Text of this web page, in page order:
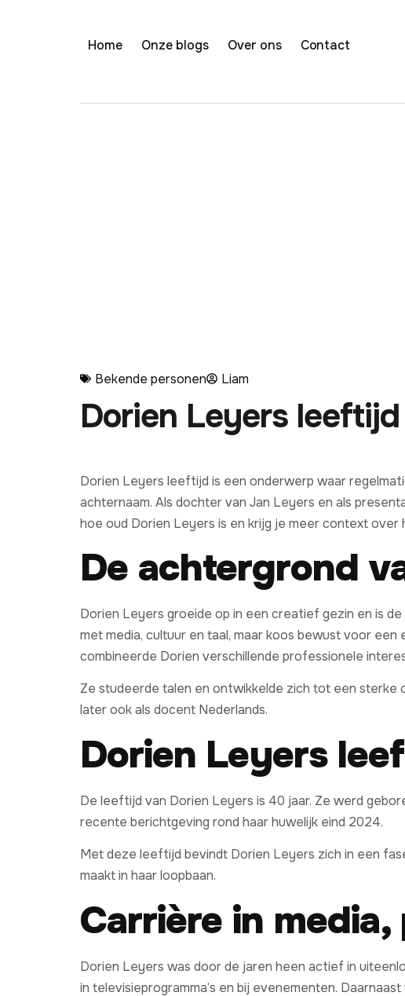
Home Onze blogs Over ons Contact
Bekende personen Liam
Dorien Leyers
Dorien Leyers leeftijd is een onderwerp waar
achternaam. Als dochter van Jan Leyers en als
hoe oud Dorien Leyers is en krijg je meer context over
De achtergrond
Dorien Leyers groeide op in een creatief gezin en is
met media, cultuur en taal, maar koos bewust voor
combineerde Dorien verschillende professionele
Ze studeerde talen en ontwikkelde zich tot een sterke
later ook als docent Nederlands.
Dorien Leyers
De leeftijd van Dorien Leyers is 40 jaar. Ze werd
recente berichtgeving rond haar huwelijk eind 2024.
Met deze leeftijd bevindt Dorien Leyers zich in een
maakt in haar loopbaan.
Carrière in
Dorien Leyers was door de jaren heen actief in
in televisieprogramma’s en bij evenementen.